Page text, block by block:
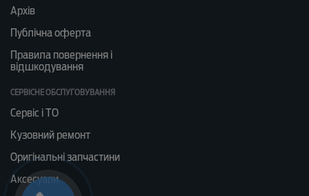
Архів
Публічна оферта
Правила повернення і
відшкодування
СЕРВІСНЕ ОБСЛУГОВУВАННЯ
Сервіс і ТО
Кузовний ремонт
Оригінальні запчастини
Аксесуари